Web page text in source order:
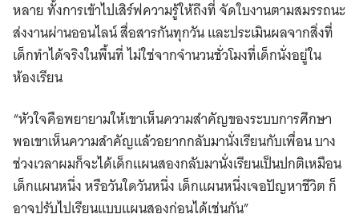
หลาย ทั้งการเข้าไปเสิร์ฟความรู้ให้ถึงที่ จัดใบงานตามสมรรถนะ
ส่งงานผ่านออนไลน์ สื่อสารกันทุกวัน และประเมินผลจากสิ่งที่
เด็กทำได้จริงในพื้นที่ ไม่ใช่จากจำนวนชั่วโมงที่เด็กนั่งอยู่ใน
ห้องเรียน
“หัวใจคือพยายามให้เขาเห็นความสำคัญของระบบการศึกษา
พอเขาเห็นความสำคัญแล้วอยากกลับมานั่งเรียนกับเพื่อน บาง
ช่วงเวลาผมก็จะได้เด็กแผนสองกลับมานั่งเรียนเป็นปกติเหมือน
เด็กแผนหนึ่ง หรือวันใดวันหนึ่ง เด็กแผนหนึ่งเจอปัญหาชีวิต ก็
อาจปรับไปเรียนแบบแผนสองก่อนได้เช่นกัน”